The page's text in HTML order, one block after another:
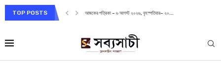
TOP POSTS আজকের পত্রিকা – ৬ আগস্ট ২০২৬, বৃহস্পতিবার– ২০...